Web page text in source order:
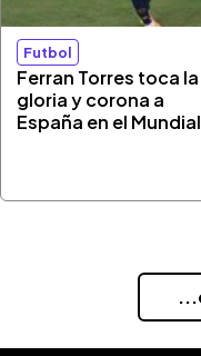
Futbol
Ferran Torres toca la
gloria y corona a
España en el Mundial